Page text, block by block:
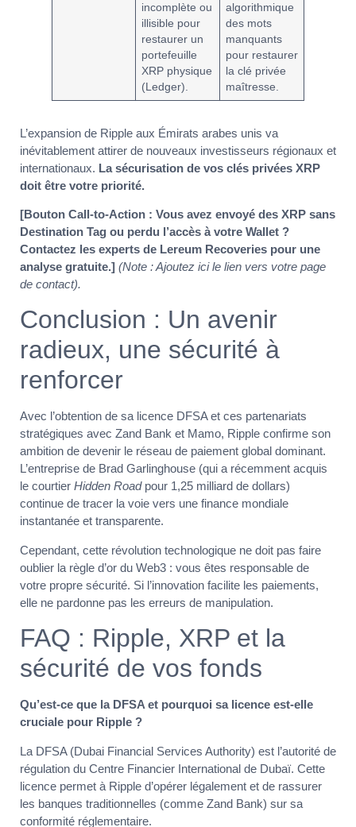
incomplète ou
illisible pour
restaurer un
portefeuille
XRP physique
(Ledger).
algorithmique
des mots
manquants
pour restaurer
la clé privée
maîtresse.
L’expansion de Ripple aux Émirats arabes unis va
inévitablement attirer de nouveaux investisseurs régionaux et
internationaux. La sécurisation de vos clés privées XRP
doit être votre priorité.
[Bouton Call-to-Action : Vous avez envoyé des XRP sans
Destination Tag ou perdu l’accès à votre Wallet ?
Contactez les experts de Lereum Recoveries pour une
analyse gratuite.] (Note : Ajoutez ici le lien vers votre page
de contact).
Conclusion : Un avenir
radieux, une sécurité à
renforcer
Avec l’obtention de sa licence DFSA et ces partenariats
stratégiques avec Zand Bank et Mamo, Ripple confirme son
ambition de devenir le réseau de paiement global dominant.
L’entreprise de Brad Garlinghouse (qui a récemment acquis
le courtier Hidden Roadpour 1,25 milliard de dollars)
continue de tracer la voie vers une finance mondiale
instantanée et transparente.
Cependant, cette révolution technologique ne doit pas faire
oublier la règle d’or du Web3 : vous êtes responsable de
votre propre sécurité. Si l’innovation facilite les paiements,
elle ne pardonne pas les erreurs de manipulation.
FAQ : Ripple, XRP et la
sécurité de vos fonds
Qu’est-ce que la DFSA et pourquoi sa licence est-elle
cruciale pour Ripple ?
La DFSA (Dubai Financial Services Authority) est l’autorité de
régulation du Centre Financier International de Dubaï. Cette
licence permet à Ripple d’opérer légalement et de rassurer
les banques traditionnelles (comme Zand Bank) sur sa
conformité réglementaire.